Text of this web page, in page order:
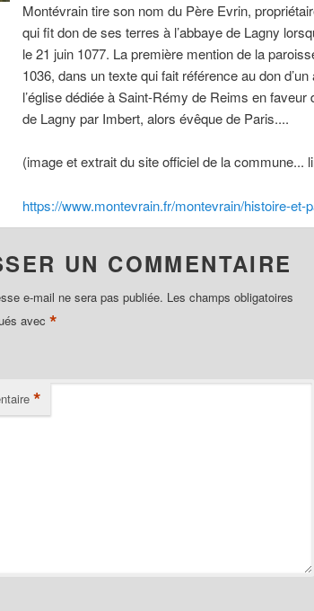
Montévrain tire son nom du Père Evrin,
qui fit don de ses terres à l’abbaye de Lagny
le 21 juin 1077. La première mention de la
1036, dans un texte qui fait référence au don d’un
l’église dédiée à Saint-Rémy de Reims en faveur
de Lagny par Imbert, alors évêque de Paris....
(image et extrait du site officiel de la commune...
https://www.montevrain.fr/montevrain/histoire-et-
UN COMMENTAIRE
e-mail ne sera pas publiée. Les champs obligatoires
avec *
*